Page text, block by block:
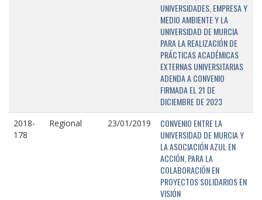
UNIVERSIDADES, EMPRESA Y
MEDIO AMBIENTE Y LA
UNIVERSIDAD DE MURCIA
PARA LA REALIZACIÓN DE
PRÁCTICAS ACADÉMICAS
EXTERNAS UNIVERSITARIAS
ADENDA A CONVENIO
FIRMADA EL 21 DE
DICIEMBRE DE 2023
2018-
178
Regional 23/01/2019
CONVENIO ENTRE LA
UNIVERSIDAD DE MURCIA Y
LA ASOCIACIÓN AZUL EN
ACCIÓN, PARA LA
COLABORACIÓN EN
PROYECTOS SOLIDARIOS EN
VISIÓN